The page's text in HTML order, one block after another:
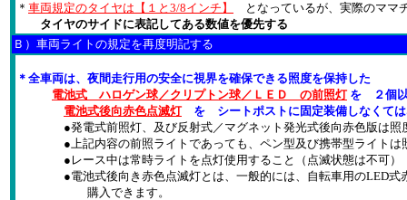
＊ 車両規定のタイヤは【１と3/8インチ】 となっているが、 実際のママ
タイヤのサイドに表記してある数値を優先する
Ｂ）車両ライトの規定を再度明記する
＊全車両は、夜間走行用の安全に視界を確保できる照度を保持した
電池式 ハロゲン球／クリプトン球／ＬＥＤ の前照灯を ２個
電池式後向赤色点滅灯を シートポストに固定装備しなくては
●発電式前照灯、及び反射式／マグネット発光式後向赤色版は照
●上記内容の前照ライトであっても、ペン型及び携帯型ライトは
●レース中は常時ライトを点灯使用すること（点滅状態は不可）
●電池式後向き赤色点滅灯とは、一般的には、自転車用のLED式赤
購入できます。